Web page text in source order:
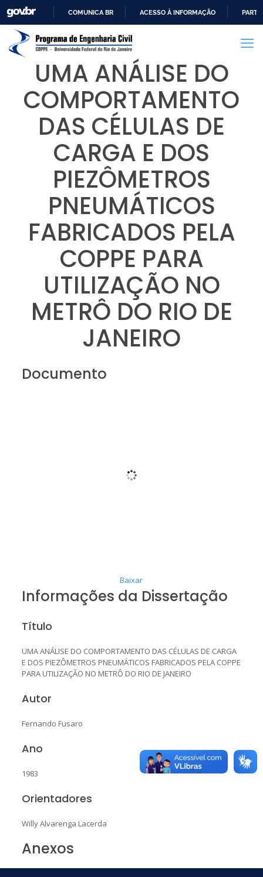
PARA
CONTEÚDO
COMUNICA BR ACESSO À INFORMAÇÃO
UMA ANÁLISE DO
COMPORTAMENTO
DAS CÉLULAS DE
CARGA E DOS
PIEZÔMETROS
PNEUMÁTICOS
FABRICADOS PELA
COPPE PARA
UTILIZAÇÃO NO
METRÔ DO RIO DE
JANEIRO
Documento
Baixar
Informações da Dissertação
Título
UMA ANÁLISE DO COMPORTAMENTO DAS CÉLULAS DE CARGA
E DOS PIEZÔMETROS PNEUMÁTICOS FABRICADOS PELA COPPE
PARA UTILIZAÇÃO NO METRÔ DO RIO DE JANEIRO
Autor
Fernando Fusaro
Ano
1983
Orientadores
Willy Alvarenga Lacerda
Anexos